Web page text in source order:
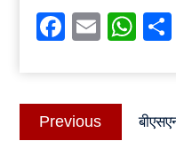
Facebook
Email
Post
navigation
Previous
post: